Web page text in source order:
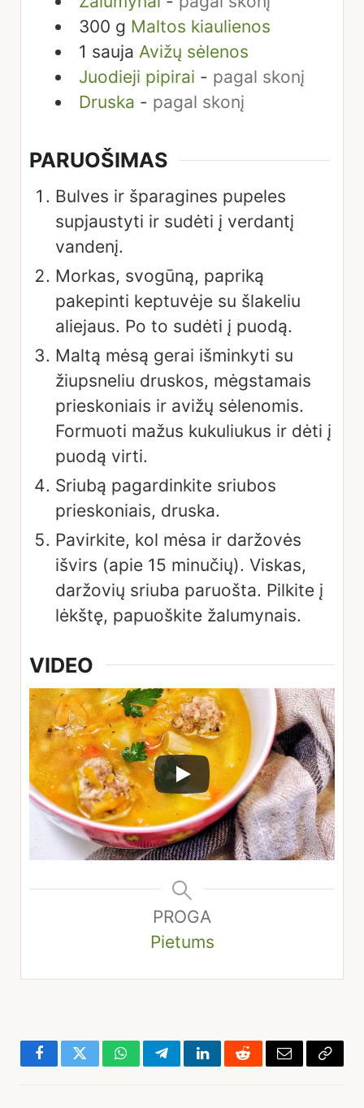
300 g Maltos kiaulienos
1 sauja Avižų sėlenos
Juodieji pipirai - pagal skonį
Druska - pagal skonį
PARUOŠIMAS
Bulves ir šparagines pupeles
supjaustyti ir sudėti į verdantį
vandenį.
Morkas, svogūną, papriką
pakepinti keptuvėje su šlakeliu
aliejaus. Po to sudėti į puodą.
Maltą mėsą gerai išminkyti su
žiupsneliu druskos, mėgstamais
prieskoniais ir avižų sėlenomis.
Formuoti mažus kukuliukus ir dėti į
puodą virti.
Sriubą pagardinkite sriubos
prieskoniais, druska.
Pavirkite, kol mėsa ir daržovės
išvirs (apie 15 minučių). Viskas,
daržovių sriuba paruošta. Pilkite į
lėkštę, papuoškite žalumynais.
VIDEO
PROGA
Pietums
FacebookTwitterWhatsAppTelegramLinkedInRedditEl.
Copy